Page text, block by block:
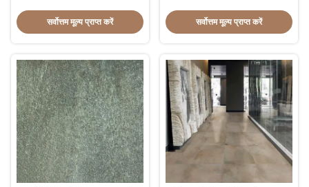
सर्वोत्तम मूल्य प्राप्त करें
सर्वोत्तम मूल्य प्राप्त करें